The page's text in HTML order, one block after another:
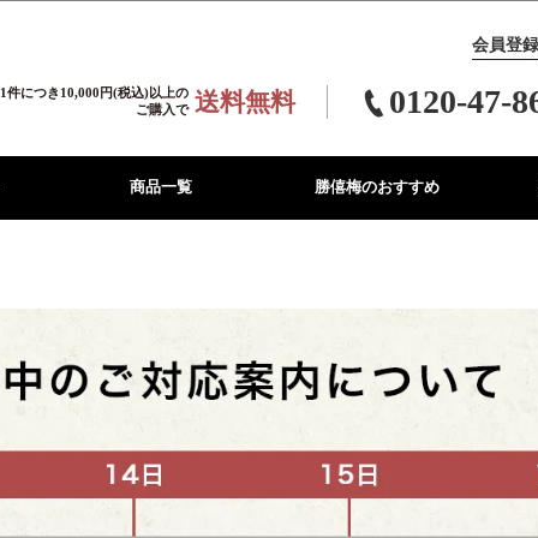
会員登録
1件につき10,000円(税込)以上の
ご購入で 送料無料 0120-47-
商品一覧 勝僖梅のおすすめ